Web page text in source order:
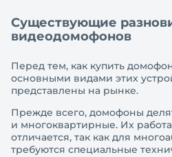
Существующие
видеодомофонов
Перед тем, как купить
основными видами этих
представлены на рынке.
Прежде всего, домофоны
и многоквартирные. Их
отличается, так как для
требуются специальные